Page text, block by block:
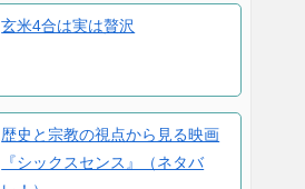
玄米4合は実は贅沢
歴史と宗教の視点から見る映画
『シックスセンス』（ネタバ